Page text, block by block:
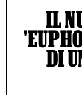
IL
DI